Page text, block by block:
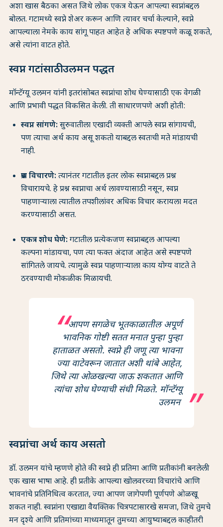
अशा खास बैठका असत जिथे लोक एकत्र येऊन आपल्या स्वप्नांबद्दल
बोलत. गटामध्ये स्वप्ने शेअर करून आणि त्यावर चर्चा केल्याने, स्वप्ने
आपल्याला नेमके काय सांगू पाहत आहेत हे अधिक स्पष्टपणे कळू शकते,
असे त्यांना वाटत होते.
स्वप्न गटांसाठी उलमन पद्धत
मॉन्टॅग्यू उलमन यांनी इतरांसोबत स्वप्नांचा शोध घेण्यासाठी एक वेगळी
आणि प्रभावी पद्धत विकसित केली. ती साधारणपणे अशी होती:
स्वप्न सांगणे: सुरुवातीला एखादी व्यक्ती आपले स्वप्न सांगायची,
पण त्याचा अर्थ काय असू शकतो याबद्दल स्वतःची मते मांडायची
नाही.
प्रश्न विचारणे: त्यानंतर गटातील इतर लोक स्वप्नाबद्दल प्रश्न
विचारायचे. हे प्रश्न स्वप्नाचा अर्थ लावण्यासाठी नसून, स्वप्न
पाहणाऱ्याला त्यातील तपशीलांवर अधिक विचार करायला मदत
करण्यासाठी असत.
एकत्र शोध घेणे: गटातील प्रत्येकजण स्वप्नाबद्दल आपल्या
कल्पना मांडायचा, पण त्या फक्त अंदाज आहेत असे स्पष्टपणे
सांगितले जायचे. त्यामुळे स्वप्न पाहणाऱ्याला काय योग्य वाटते ते
ठरवण्याची मोकळीक मिळायची.
आपण सगळेच भूतकाळातील अपूर्ण
भावनिक गोष्टी सतत मनात पुन्हा पुन्हा
हाताळत असतो. स्वप्ने ही जणू त्या भावना
ज्या वाटेवरून जातात अशी थांबे आहेत,
जिथे त्या ओळखल्या जाऊ शकतात आणि
त्यांचा शोध घेण्याची संधी मिळते. मॉन्टॅग्यू
उलमन
स्वप्नांचा अर्थ काय असतो
डॉ. उलमन यांचे म्हणणे होते की स्वप्ने ही प्रतिमा आणि प्रतीकांनी बनलेली
एक खास भाषा आहे. ही प्रतीके आपल्या खोलवरच्या विचारांचे आणि
भावनांचे प्रतिनिधित्व करतात, ज्या आपण जागेपणी पूर्णपणे ओळखू
शकत नाही. स्वप्नांना एखाद्या वैयक्तिक चित्रपटासारखे समजा, जिथे तुमचे
मन दृश्ये आणि प्रतिमांच्या माध्यमातून तुमच्या आयुष्याबद्दल काहीतरी